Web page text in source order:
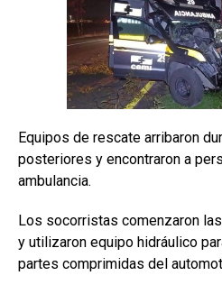
Equipos de rescate arribaron
posteriores y encontraron a
ambulancia.
Los socorristas comenzaron
y utilizaron equipo hidráulico
partes comprimidas del